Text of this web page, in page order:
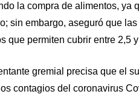
la compra de alimentos, ya
sin embargo, aseguró que
que permiten cubrir entre 2,5
gremial precisa que el
contagios del coronavirus